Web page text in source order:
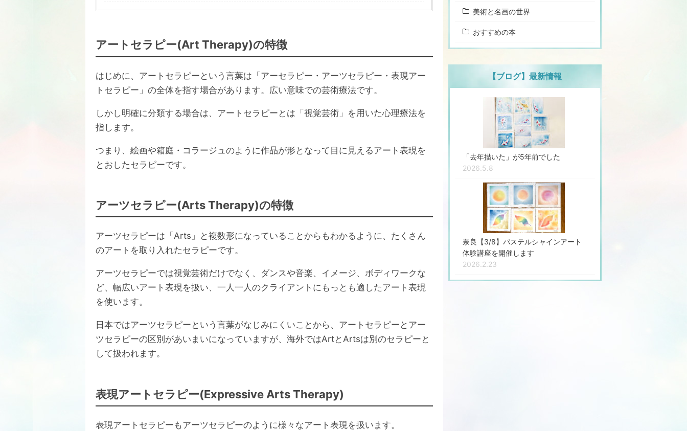
アートセラピー(Art Therapy)の特徴
はじめに、アートセラピーという言葉は「アーセラピー・アーツセラピー・表現アー
トセラピー」の全体を指す場合があります。広い意味での芸術療法です。
しかし明確に分類する場合は、アートセラピーとは「視覚芸術」を用いた心理療法を
指します。
つまり、絵画や箱庭・コラージュのように作品が形となって目に見えるアート表現を
とおしたセラピーです。
アーツセラピー(Arts Therapy)の特徴
アーツセラピーは「Arts」と複数形になっていることからもわかるように、たくさん
のアートを取り入れたセラピーです。
アーツセラピーでは視覚芸術だけでなく、ダンスや音楽、イメージ、ボディワークな
ど、幅広いアート表現を扱い、一人一人のクライアントにもっとも適したアート表現
を使います。
日本ではアーツセラピーという言葉がなじみにくいことから、アートセラピーとアー
ツセラピーの区別があいまいになっていますが、海外ではArtとArtsは別のセラピーと
して扱われます。
表現アートセラピー(Expressive Arts Therapy)
表現アートセラピーもアーツセラピーのように様々なアート表現を扱います。
美術と名画の世界
おすすめの本
【ブログ】最新情報
「去年描いた」が5年前でした
2026.5.8
奈良【3/8】パステルシャインアート
体験講座を開催します
2026.2.23